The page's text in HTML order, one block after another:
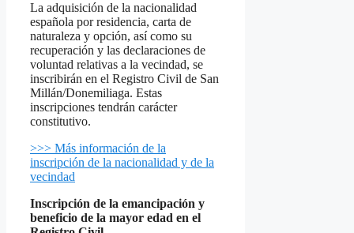
La adquisición de la nacionalidad
española por residencia, carta de
naturaleza y opción, así como su
recuperación y las declaraciones de
voluntad relativas a la vecindad, se
inscribirán en el Registro Civil de San
Millán/Donemiliaga. Estas
inscripciones tendrán carácter
constitutivo.
>>> Más información de la
inscripción de la nacionalidad y de la
vecindad
Inscripción de la emancipación y
beneficio de la mayor edad en el